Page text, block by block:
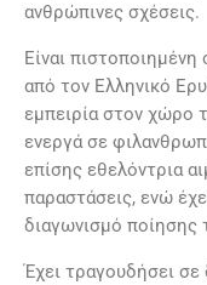
ανθρώπινες σχέσεις.
Είναι
από τον Ελληνικό
εμπειρία στον χώρο
ενεργά σε
επίσης εθελόντρια
παραστάσεις, ενώ
διαγωνισμό ποίησης
Έχει τραγουδήσει σε